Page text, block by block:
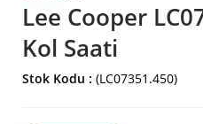
Lee Cooper
Kol Saati
Stok Kodu (LC07351.450)